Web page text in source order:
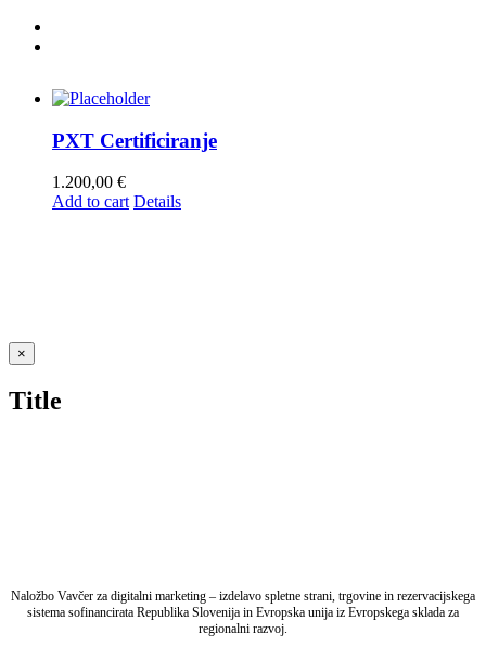
PXT Certificiranje
1.200,00 €
Add to cart Details
Close
product
view
×
Title
Naložbo Vavčer za digitalni marketing – izdelavo spletne strani, trgovine in rezervacijskega
sistema sofinancirata Republika Slovenija in Evropska unija iz Evropskega sklada za
regionalni razvoj.